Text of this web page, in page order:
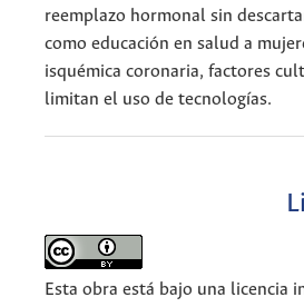
reemplazo hormonal sin
como educación en salud a
isquémica coronaria, factores
limitan el uso de tecnologías.
Esta obra está bajo una licencia